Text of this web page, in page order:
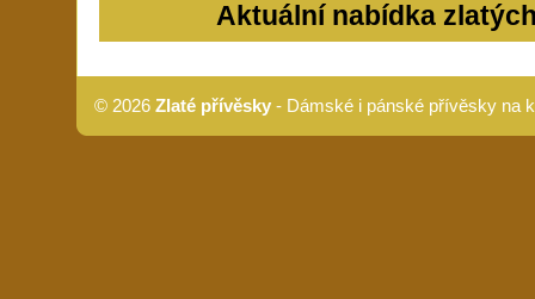
Aktuální nabídka
© 2026 Zlaté přívěsky - Dámské i pánské přívěsky na